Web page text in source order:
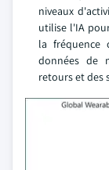
niveaux
utilise l'IA
la fréquence
données de
retours et des